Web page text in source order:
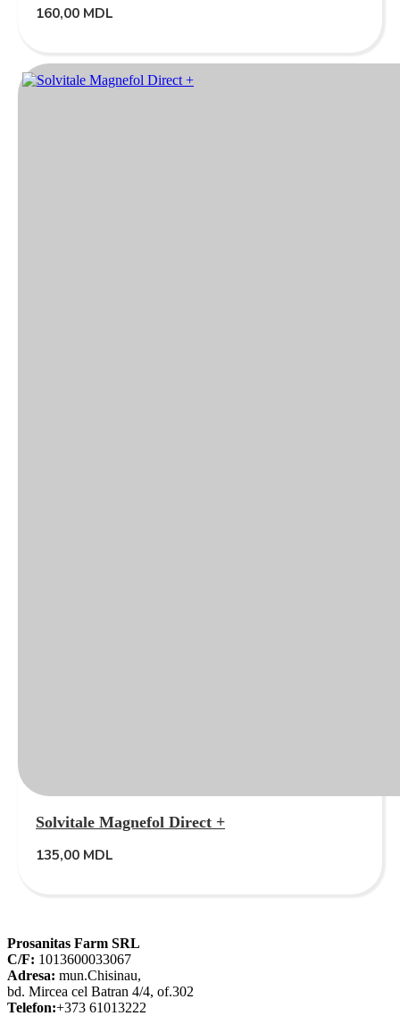
160,00 MDL
Solvitale Magnefol Direct +
135,00 MDL
Prosanitas Farm SRL
C/F: 1013600033067
Adresa: mun.Chisinau,
bd. Mircea cel Batran 4/4, of.302
Telefon:+373 61013222